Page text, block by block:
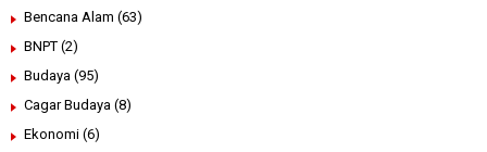
Bencana Alam (63)
BNPT (2)
Budaya (95)
Cagar Budaya (8)
Ekonomi (6)